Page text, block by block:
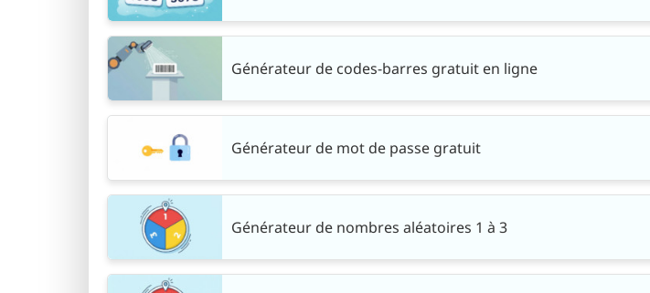
Générateur de codes-barres gratuit en ligne
Générateur de mot de passe gratuit
Générateur de nombres aléatoires 1 à 3